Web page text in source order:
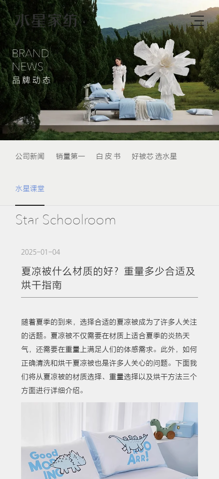
公司新闻 销量第一 白 皮 书 好被芯 选水星
水星课堂
Star Schoolroom
2025-01-04
夏凉被什么材质的好？重量多少合适及
烘干指南
随着夏季的到来，选择合适的夏凉被成为了许多人关注
的话题。夏凉被不仅需要在材质上适合夏季的炎热天
气，还需要在重量上满足人们的体感需求。此外，如何
正确清洗和烘干夏凉被也是许多人关心的问题。下面我
们将从夏凉被的材质选择、重量选择以及烘干方法三个
方面进行详细介绍。